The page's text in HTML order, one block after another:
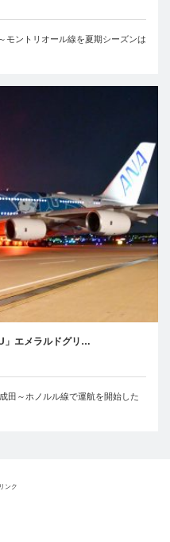
モントリオール線を夏期シーズンは
」エメラルドグリ…
田～ホノルル線で運航を開始した
ンク